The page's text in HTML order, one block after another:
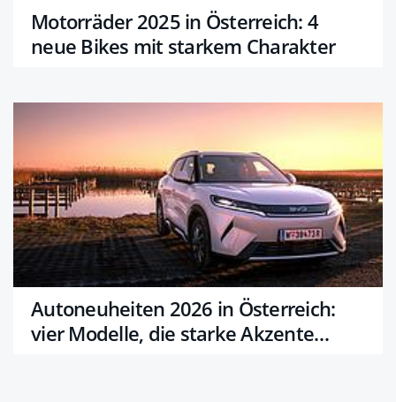
Motorräder 2025 in Österreich: 4
neue Bikes mit starkem Charakter
Autoneuheiten 2026 in Österreich:
vier Modelle, die starke Akzente